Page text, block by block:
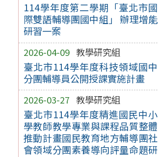
114學年度第二學期「臺北市國
際雙語輔導團國中組」 辦理增能
研習一案
2026-04-09 教學研究組
臺北市114學年度科技領域國中
分團輔導員公開授課實施計畫
2026-03-27 教學研究組
臺北市114學年度精進國民中小
學教師教學專業與課程品質整體
推動計畫國民教育地方輔導團社
會領域分團素養導向評量命題研